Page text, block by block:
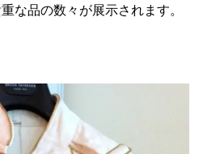
な品の数々が展示されます。